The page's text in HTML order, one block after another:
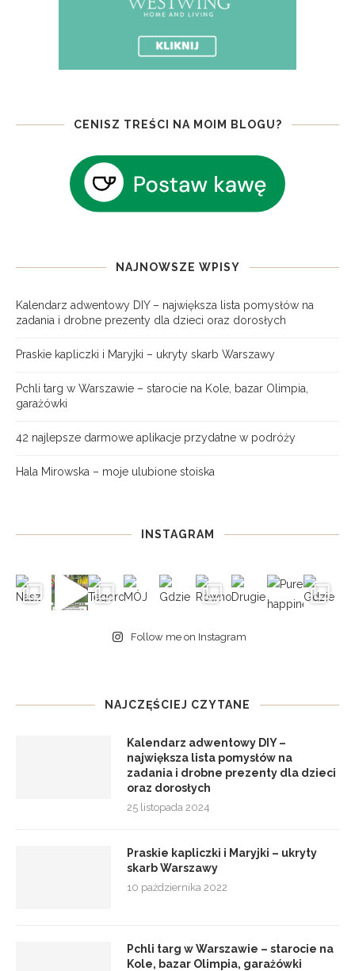
CENISZ TREŚCI NA MOIM BLOGU?
NAJNOWSZE WPISY
Kalendarz adwentowy DIY – największa lista pomysłów na
zadania i drobne prezenty dla dzieci oraz dorosłych
Praskie kapliczki i Maryjki – ukryty skarb Warszawy
Pchli targ w Warszawie – starocie na Kole, bazar Olimpia,
garażówki
42 najlepsze darmowe aplikacje przydatne w podróży
Hala Mirowska – moje ulubione stoiska
INSTAGRAM
Follow me on Instagram
NAJCZĘŚCIEJ CZYTANE
Kalendarz adwentowy DIY –
największa lista pomysłów na
zadania i drobne prezenty dla dzieci
oraz dorosłych
25 listopada 2024
Praskie kapliczki i Maryjki – ukryty
skarb Warszawy
10 października 2022
Pchli targ w Warszawie – starocie na
Kole, bazar Olimpia, garażówki